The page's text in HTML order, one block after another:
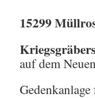
15299
auf dem